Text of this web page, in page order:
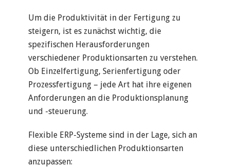
Um die Produktivität in der Fertigung zu
steigern, ist es zunächst wichtig, die
spezifischen Herausforderungen
verschiedener Produktionsarten zu verstehen.
Ob Einzelfertigung, Serienfertigung oder
Prozessfertigung – jede Art hat ihre eigenen
Anforderungen an die Produktionsplanung
und -steuerung.
Flexible ERP-Systeme sind in der Lage, sich an
diese unterschiedlichen Produktionsarten
anzupassen: